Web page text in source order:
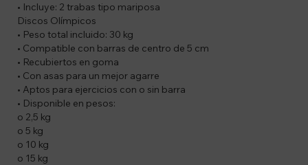
• Incluye: 2 trabas tipo mariposa
Discos Olímpicos
• Peso total incluido: 30 kg
• Compatible con barras de centro de 5 cm
• Recubiertos en goma
• Con asas para un mejor agarre
• Aptos para ejercicios con o sin barra
• Disponible en pesos:
o 2,5 kg
o 5 kg
o 10 kg
o 15 kg